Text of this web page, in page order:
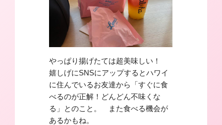
やっぱり揚げたては超美味しい！
嬉しげにSNSにアップするとハワイ
に住んでいるお友達から「すぐに食
べるのが正解！どんどん不味くな
る」とのこと。 また食べる機会が
あるかもね。